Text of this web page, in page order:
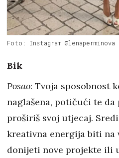
Foto: Instagram @lenaperminova
Bik
Posao: Tvoja sposobnost
naglašena, potičući te
proširiš svoj utjecaj.
kreativna energija biti na
donijeti nove projekte ili